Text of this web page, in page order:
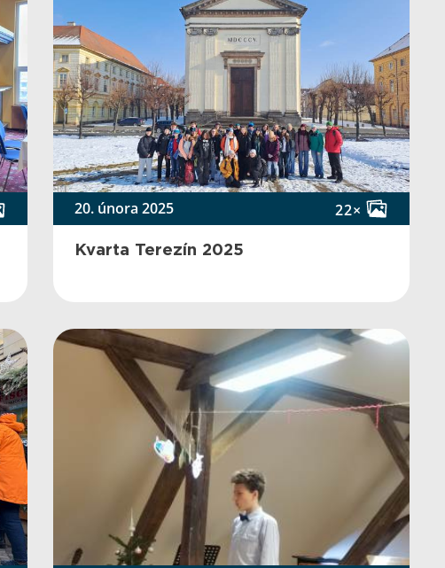
20. února 2025 22×
Kvarta Terezín 2025